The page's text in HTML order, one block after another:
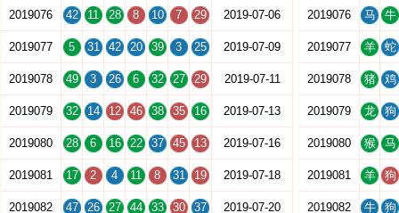
2019076 42 11 28 8 10 7 29 2019-07-06
2019077 5 31 42 20 39 3 25 2019-07-09
2019078 49 3 26 6 32 27 29 2019-07-11
2019079 32 14 12 46 38 35 16 2019-07-13
2019080 28 6 16 22 37 45 13 2019-07-16
2019081 17 2 4 11 8 31 19 2019-07-18
2019082 47 26 27 44 33 30 37 2019-07-20
2019076 马 牛
2019077 羊 蛇
2019078 猪 鸡
2019079 龙 狗
2019080 猴 马
2019081 羊 狗
2019082 牛 狗